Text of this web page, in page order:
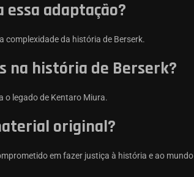
essa adaptação?
complexidade da história de Berserk.
na história de Berserk?
o legado de Kentaro Miura.
original?
em fazer justiça à história e ao mundo